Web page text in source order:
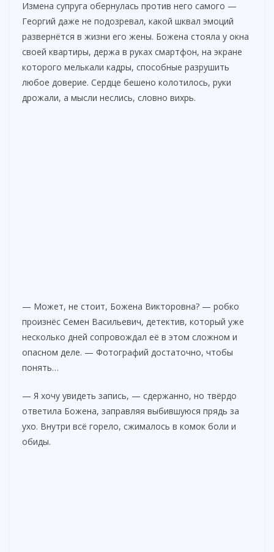
Измена супруга обернулась против него самого —
Георгий даже не подозревал, какой шквал эмоций
развернётся в жизни его жены. Божена стояла у окна
своей квартиры, держа в руках смартфон, на экране
которого мелькали кадры, способные разрушить
любое доверие. Сердце бешено колотилось, руки
дрожали, а мысли неслись, словно вихрь.
— Может, не стоит, Божена Викторовна? — робко
произнёс Семен Васильевич, детектив, который уже
несколько дней сопровождал её в этом сложном и
опасном деле. — Фотографий достаточно, чтобы
понять…
— Я хочу увидеть запись, — сдержанно, но твёрдо
ответила Божена, заправляя выбившуюся прядь за
ухо. Внутри всё горело, сжималось в комок боли и
обиды.